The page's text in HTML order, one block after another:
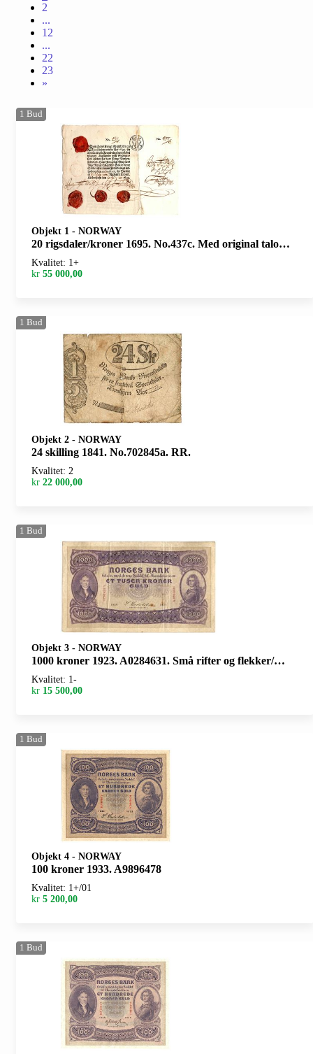
2
...
12
...
22
23
»
1 Bud
Objekt 1 - NORWAY
20 rigsdaler/kroner 1695. No.437c. Med original talong/with original coupon. Små rifter/minor tears
Kvalitet: 1+
kr 55 000,00
1 Bud
Objekt 2 - NORWAY
24 skilling 1841. No.702845a. RR.
Kvalitet: 2
kr 22 000,00
1 Bud
Objekt 3 - NORWAY
1000 kroner 1923. A0284631. Små rifter og flekker/minor tears and spots
Kvalitet: 1-
kr 15 500,00
1 Bud
Objekt 4 - NORWAY
100 kroner 1933. A9896478
Kvalitet: 1+/01
kr 5 200,00
1 Bud